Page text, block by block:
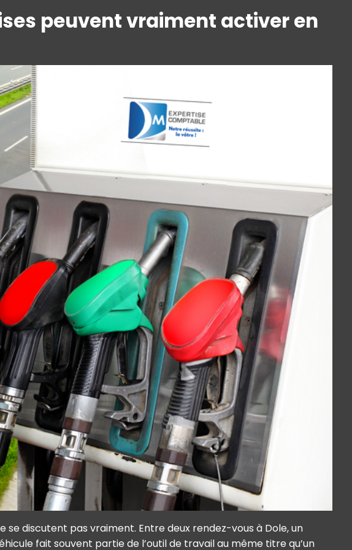
peuvent vraiment activer en
discutent pas vraiment. Entre deux rendez-vous à Dole, un
fait souvent partie de l’outil de travail au même titre qu’un